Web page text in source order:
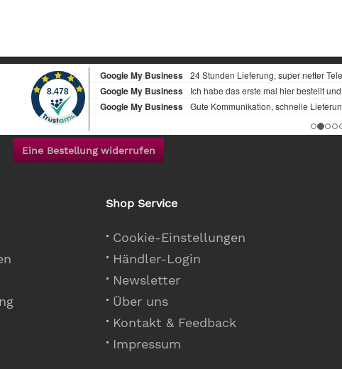
Eine Bestellung widerrufen
Shop Service
Cookie-Einstellungen
Händler-Login
Newsletter
Über uns
Kontakt & Feedback
Impressum